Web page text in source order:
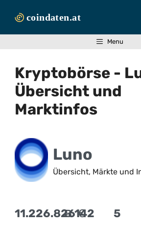
Inhalt
Menu
Kryptobörse -
Übersicht und
Marktinfos
Luno
Übersicht, Märkte und
11.226.826€
Ƀ 142 5